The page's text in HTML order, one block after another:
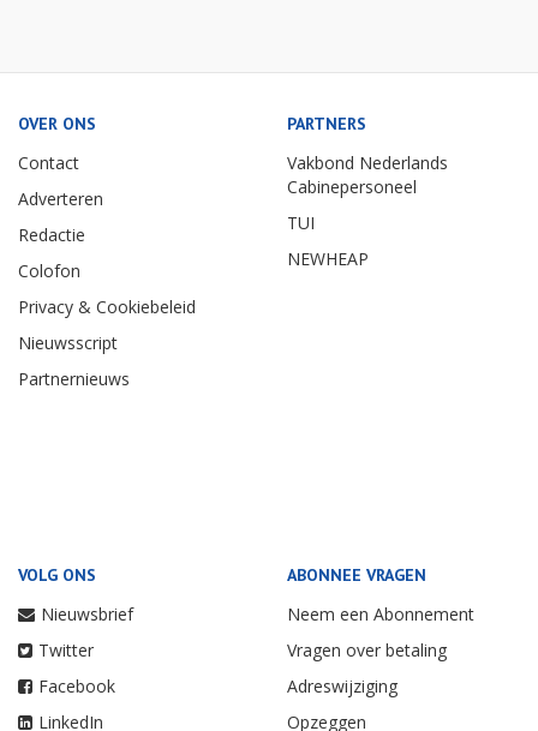
OVER ONS
Contact
Adverteren
Redactie
Colofon
Privacy & Cookiebeleid
Nieuwsscript
Partnernieuws
PARTNERS
Vakbond Nederlands
Cabinepersoneel
TUI
NEWHEAP
VOLG ONS
Nieuwsbrief
Twitter
Facebook
LinkedIn
ABONNEE VRAGEN
Neem een Abonnement
Vragen over betaling
Adreswijziging
Opzeggen